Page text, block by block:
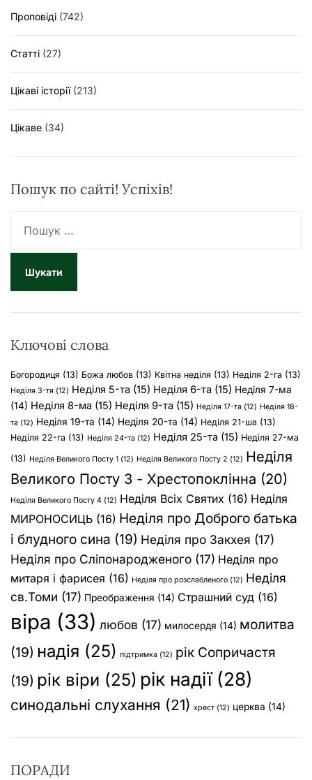
Проповіді (742)
Статті (27)
Цікаві історії(213)
Цікаве (34)
Пошук по сайті! Успіхів!
ш
к
Ключові слова
Богородиця (13) Божа любов (13) Квітна неділя (13) Неділя 2-га (13)
Неділя 3-тя (12) Неділя 5-та (15) Неділя 6-та (15) Неділя 7-ма
(14) Неділя 8-ма (15) Неділя 9-та (15) Неділя 17-та (12) Неділя 18-
та (12) Неділя 19-та (14) Неділя 20-та (14) Неділя 21-ша (13)
Неділя 22-га (13) Неділя 24-та (12) Неділя 25-та (15) Неділя 27-ма
(13) Неділя Великого Посту 1 (12) Неділя Великого Посту 2 (12) Неділя
Великого Посту 3 - Хрестопоклінна (20)
Неділя Великого Посту 4 (12) Неділя Всіх Святих (16) Неділя
МИРОНОСИЦЬ (16) Неділя про Доброго батька
і блудного сина (19) Неділя про Закхея (17)
Неділя про Сліпонародженого (17) Неділя про
митаря і фарисея (16) Неділя про розслабленого (12) Неділя
св.Томи (17) Преображення (14) Страшний суд (16)
віра (33) любов (17) милосердя (14) молитва
(19) надія (25) підтримка (12) рік Сопричастя
(19) рік віри (25) рік надії(28)
синодальні слухання (21) хрест (12) церква (14)
ПОРАДИ